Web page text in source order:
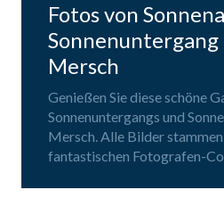
Fotos von
Mersch
Genießen Sie diese schöne
Sonnenuntergangs und
Mersch. Alle Bilder
fantastischen Fotografen-